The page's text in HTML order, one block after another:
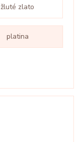
žluté zlato
platina